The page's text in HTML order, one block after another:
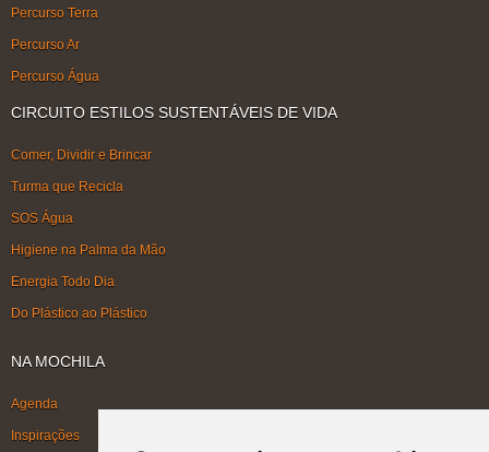
Percurso Terra
Percurso Ar
Percurso Água
CIRCUITO ESTILOS SUSTENTÁVEIS DE VIDA
Comer, Dividir e Brincar
Turma que Recicla
SOS Água
Higiene na Palma da Mão
Energia Todo Dia
Do Plástico ao Plástico
NA MOCHILA
Agenda
Inspirações